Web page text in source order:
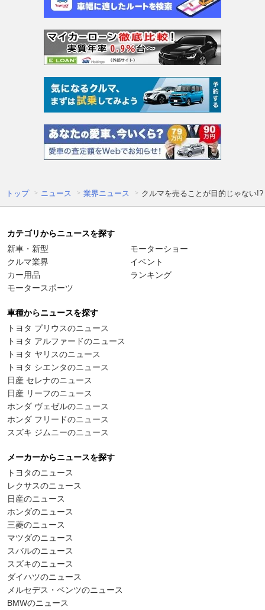
トップ ニュース 業界ニュース クルマを売ることが目的じゃない
カテゴリからニュースを探す
新車・新型
クルマ業界
カー用品
モータースポーツ
モーターショー
イベント
ランキング
車種からニュースを探す
トヨタ プリウスのニュース
トヨタ アルファードのニュース
トヨタ ヤリスのニュース
トヨタ シエンタのニュース
日産 セレナのニュース
日産 リーフのニュース
ホンダ ヴェゼルのニュース
ホンダ フリードのニュース
スズキ ジムニーのニュース
メーカーからニュースを探す
トヨタのニュース
レクサスのニュース
日産のニュース
ホンダのニュース
三菱のニュース
マツダのニュース
スバルのニュース
スズキのニュース
ダイハツのニュース
メルセデス・ベンツのニュース
BMWのニュース